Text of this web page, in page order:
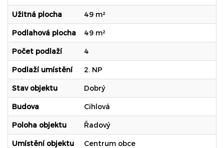
Užitná plocha 49 m²
Podlahová plocha 49 m²
Počet podlaží 4
Podlaží umístění 2. NP
Stav objektu Dobrý
Budova Cihlová
Poloha objektu Řadový
Umístění objektu Centrum obce